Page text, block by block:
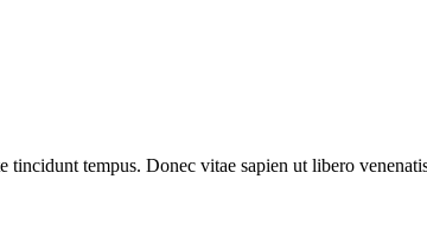
tincidunt tempus. Donec vitae sapien ut libero